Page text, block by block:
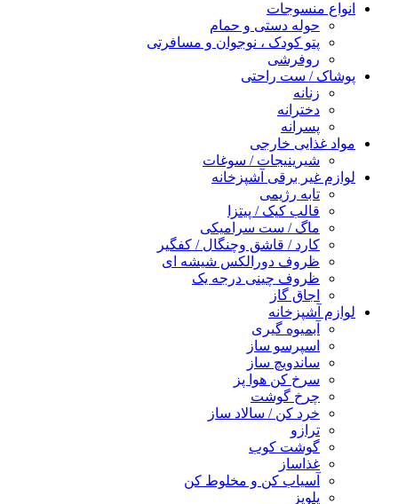
انواع منسوجات
حوله دستی و حمام
پتو کودک ، نوجوان و مسافرتی
روفرشی
پوشاک / ست راحتی
زنانه
دخترانه
پسرانه
مواد غذایی خارجی
شیرینیجات / سوغات
لوازم غیر برقی آشپزخانه
تابه رژیمی
قالب کیک / پیتزا
ماگ / ست سرامیکی
کارد / قاشق وچنگال / کفگیر
ظروف دورالکس شیشه ای
ظروف چینی درجه یک
اجاق گاز
لوازم آشپزخانه
آبمیوه گیری
اسپرسو ساز
ساندویچ ساز
سرخ کن هوا پز
چرخ گوشت
خرد کن / سالاد ساز
ترازو
گوشت کوب
غذاساز
آسیاب کن و مخلوط کن
پلوپز